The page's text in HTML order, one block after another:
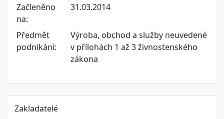
Začleněno
na:
31.03.2014
Předmět
podnikání:
Výroba, obchod a služby neuvedené
v přílohách 1 až 3 živnostenského
zákona
Zakladatelé